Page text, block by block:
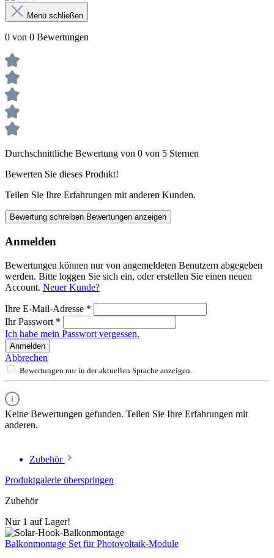
Menü schließen
0 von 0 Bewertungen
Durchschnittliche Bewertung von 0 von 5 Sternen
Bewerten Sie dieses Produkt!
Teilen Sie Ihre Erfahrungen mit anderen Kunden.
Bewertung schreiben Bewertungen anzeigen
Anmelden
Bewertungen können nur von angemeldeten Benutzern abgegeben
werden. Bitte loggen Sie sich ein, oder erstellen Sie einen neuen
Account. Neuer Kunde?
Ihre E-Mail-Adresse *
Ihr Passwort *
Ich habe mein Passwort vergessen.
Anmelden
Abbrechen
Bewertungen nur in der aktuellen Sprache anzeigen.
Keine Bewertungen gefunden. Teilen Sie Ihre Erfahrungen mit
anderen.
Zubehör
Produktgalerie überspringen
Zubehör
Nur 1 auf Lager!
Balkonmontage Set für Photovoltaik-Module